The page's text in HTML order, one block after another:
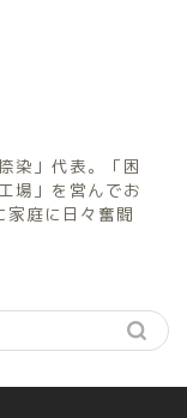
染」代表。「困
場」を営んでお
家庭に日々奮闘